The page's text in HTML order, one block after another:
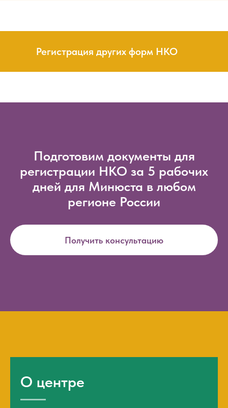
Регистрация других форм НКО
Подготовим документы для
регистрации НКО за 5 рабочих
дней для Минюста в любом
регионе России
Получить консультацию
О центре